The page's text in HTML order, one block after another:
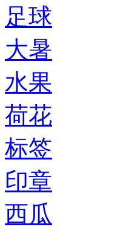
足球
大暑
水果
荷花
标签
印章
西瓜